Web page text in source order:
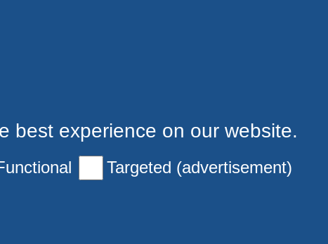
best experience on our website.
Targeted (advertisement)